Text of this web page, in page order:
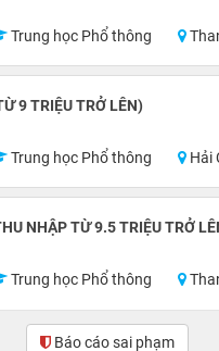
Trung học Phổ thông
9 TRIỆU TRỞ LÊN)
Trung học Phổ thông Hải
NHẬP TỪ 9.5 TRIỆU TRỞ
Trung học Phổ thông Thanh
Báo cáo sai phạm